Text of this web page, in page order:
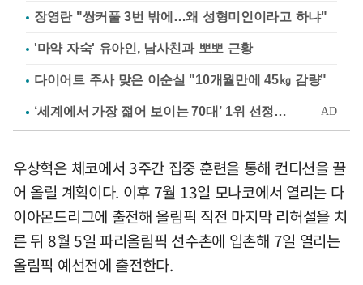
장영란 "쌍커풀 3번 밖에…왜 성형미인이라고 하냐"
'마약 자숙' 유아인, 남사친과 뽀뽀 근황
다이어트 주사 맞은 이순실 "10개월만에 45㎏ 감량"
우상혁은 체코에서 3주간 집중 훈련을 통해 컨디션을 끌
어 올릴 계획이다. 이후 7월 13일 모나코에서 열리는 다
이아몬드리그에 출전해 올림픽 직전 마지막 리허설을 치
른 뒤 8월 5일 파리올림픽 선수촌에 입촌해 7일 열리는
올림픽 예선전에 출전한다.